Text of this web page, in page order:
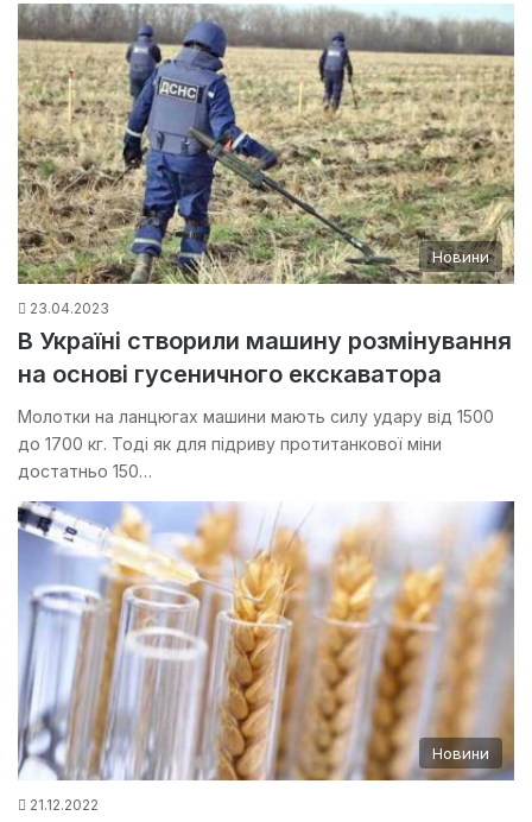
Новини
23.04.2023
В Україні створили машину розмінування
на основі гусеничного екскаватора
Молотки на ланцюгах машини мають силу удару від 1500
до 1700 кг. Тоді як для підриву протитанкової міни
достатньо 150…
Новини
21.12.2022